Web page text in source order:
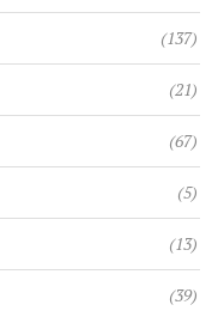
(137)
(21)
(67)
(5)
(13)
(39)